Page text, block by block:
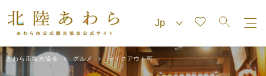
あわら市観光協会 グルメ テイクアウト可